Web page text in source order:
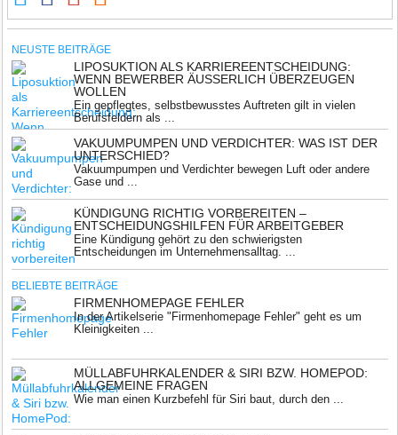
NEUSTE BEITRÄGE
LIPOSUKTION ALS KARRIEREENTSCHEIDUNG:
WENN BEWERBER ÄUSSERLICH ÜBERZEUGEN W
OLLEN
Ein gepflegtes, selbstbewusstes Auftreten gilt in vielen
Berufsfeldern als ...
VAKUUMPUMPEN UND VERDICHTER: WAS IST DER
UNTERSCHIED?
Vakuumpumpen und Verdichter bewegen Luft oder andere
Gase und ...
KÜNDIGUNG RICHTIG VORBEREITEN –
ENTSCHEIDUNGSHILFEN FÜR ARBEITGEBER
Eine Kündigung gehört zu den schwierigsten
Entscheidungen im Unternehmensalltag. ...
BELIEBTE BEITRÄGE
FIRMENHOMEPAGE FEHLER
In der Artikelserie "Firmenhomepage Fehler" geht es um
Kleinigkeiten ...
MÜLLABFUHRKALENDER & SIRI BZW. HOMEPOD:
ALLGEMEINE FRAGEN
Wie man einen Kurzbefehl für Siri baut, durch den ...